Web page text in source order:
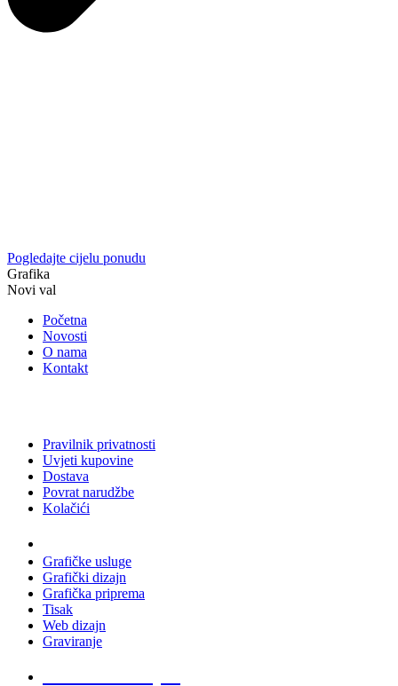
Pogledajte cijelu ponudu
Grafika
Novi val
Početna
Novosti
O nama
Kontakt
Pravilnik privatnosti
Uvjeti kupovine
Dostava
Povrat narudžbe
Kolačići
Grafičke usluge
Grafički dizajn
Grafička priprema
Tisak
Web dizajn
Graviranje